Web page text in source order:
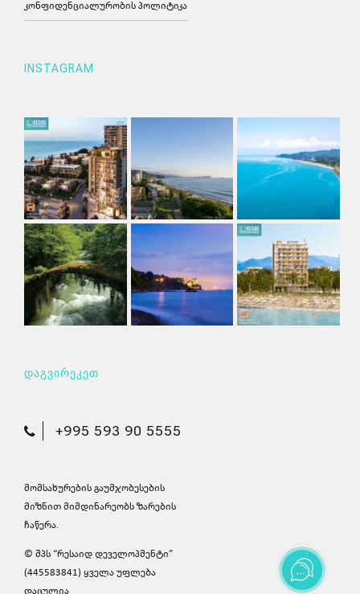
კონფიდენციალურობის პოლიტიკა
INSTAGRAM
დაგვირეკეთ
+995 593 90 5555
მომსახურების გაუმჯობესების
მიზნით მიმდინარეობს ზარების
ჩაწერა.
© შპს “რესაიდ დეველოპმენტი”
(445583841) ყველა უფლება
დაცულია